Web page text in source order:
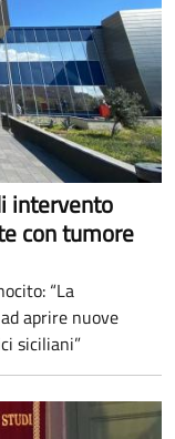
intervento
con tumore
“La
aprire nuove
siciliani”